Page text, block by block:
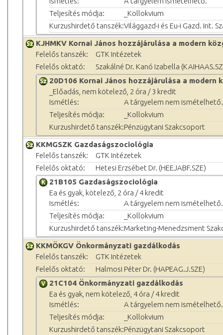
Teljesítés módja:
_Kollokvium
Kurzushirdető tanszék:Világgazd-i és Eu-i Gazd. Int.
KJHMKV Kornai János hozzájárulása a modern
Felelős tanszék:
GTK Intézetek
Felelős oktató:
Szakálné Dr. Kanó Izabella
20D106 Kornai János hozzájárulása a modern
_Előadás, nem kötelező, 2 óra / 3 kredit
Ismétlés:
A tárgyelem nem ismételhető.
Teljesítés módja:
_Kollokvium
Kurzushirdető tanszék:Pénzügytani Szakcsoport
KKMGSZK Gazdaságszociológia
Felelős tanszék:
GTK Intézetek
Felelős oktató:
Hetesi Erzsébet Dr. (HEEJABF.SZE)
21B105 Gazdaságszociológia
Ea és gyak, kötelező, 2 óra / 4 kredit
Ismétlés:
A tárgyelem nem ismételhető.
Teljesítés módja:
_Kollokvium
Kurzushirdető tanszék:Marketing-Menedzsment
KKMÖKGV Önkormányzati gazdálkodás
Felelős tanszék:
GTK Intézetek
Felelős oktató:
Halmosi Péter Dr. (HAPEAG.J.SZE)
21C104 Önkormányzati gazdálkodás
Ea és gyak, nem kötelező, 4 óra / 4 kredit
Ismétlés:
A tárgyelem nem ismételhető.
Teljesítés módja:
_Kollokvium
Kurzushirdető tanszék:Pénzügytani Szakcsoport